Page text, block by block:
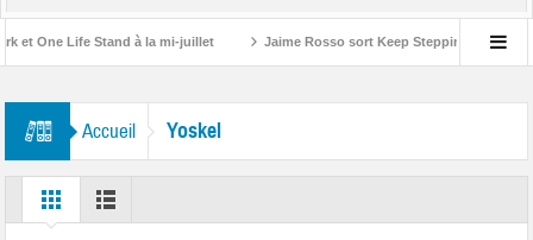
et One Life Stand à la mi-juillet Jaime Rosso sort Keep Stepping, son nouvel
Accueil Yoskel